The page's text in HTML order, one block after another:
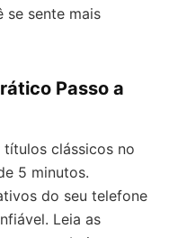
se sente mais
Passo a
clássicos no
5 minutos.
do seu telefone
Leia as